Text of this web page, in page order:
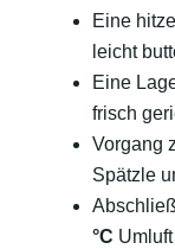
Eine
leicht
Eine
frisch
Vorgang
Spätzle
°C